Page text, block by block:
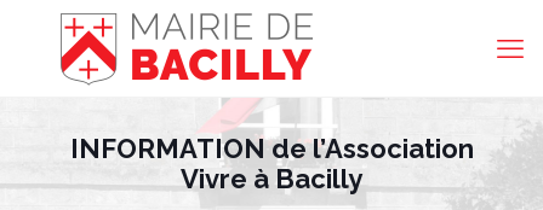
INFORMATION de l’Association
Vivre à Bacilly